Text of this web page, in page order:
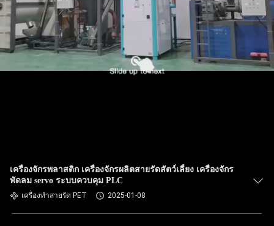
เครื่องจักรพลาสติก เครื่องจักรผลิตสายรัดสัตว์เลี้ยง เครื่องจักร
พัดลม servo ระบบควบคุม PLC
เครื่องทำสายรัด PET 2025-01-08